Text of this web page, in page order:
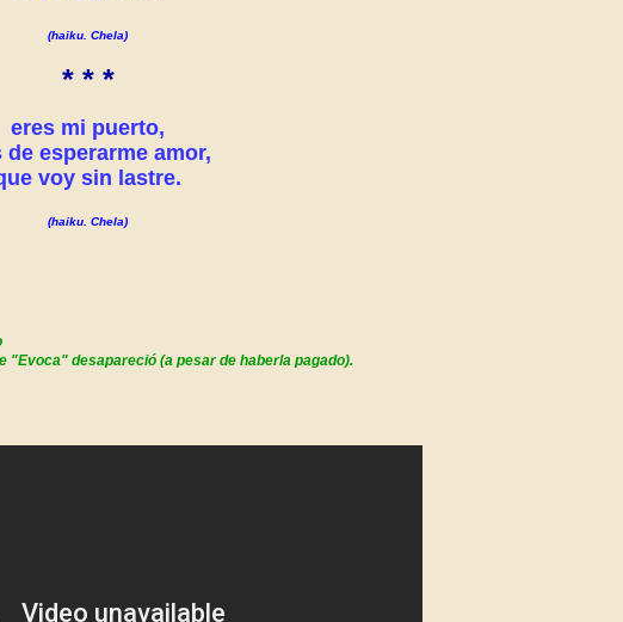
(haiku. Chela)
* * *
eres mi puerto,
de esperarme amor,
voy sin lastre.
(haiku. Chela)
"Evoca" desapareció (a pesar de haberla pagado).